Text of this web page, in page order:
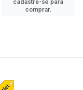
cadastre-se para
comprar.